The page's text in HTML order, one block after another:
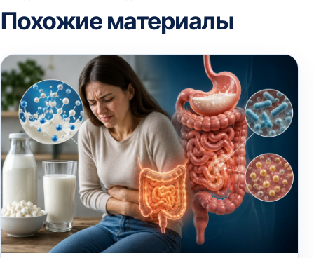
Похожие материалы